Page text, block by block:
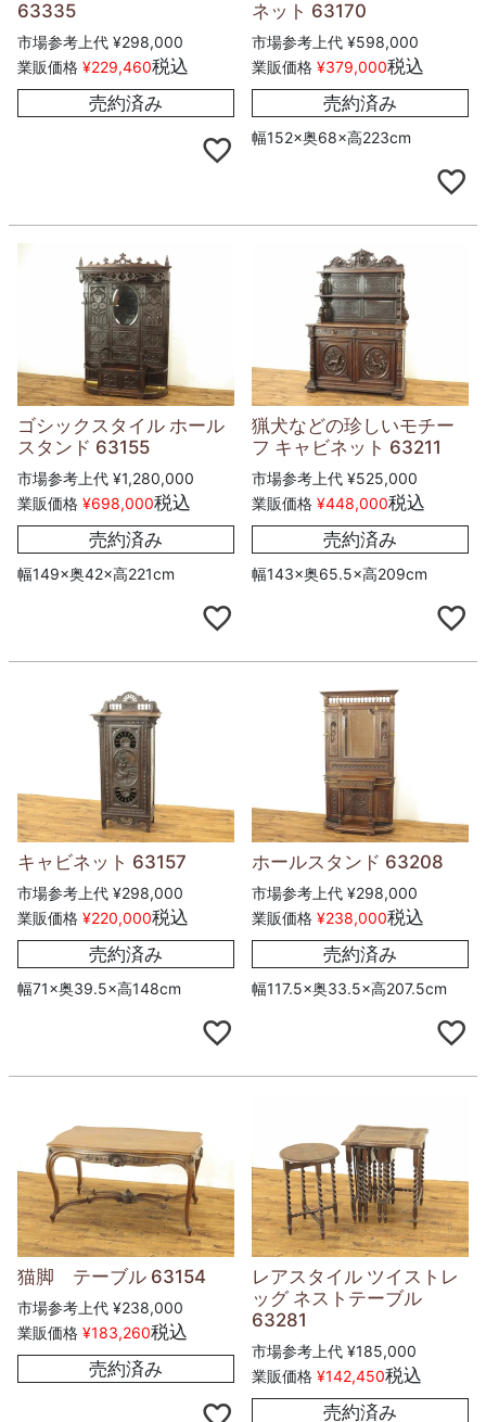
63335
市場参考上代 ¥298,000
業販価格 ¥229,460税込
売約済み
ネット 63170
市場参考上代 ¥598,000
業販価格 ¥379,000税込
売約済み
幅152×奥68×高223cm
ゴシックスタイル ホール
スタンド 63155
市場参考上代 ¥1,280,000
業販価格 ¥698,000税込
売約済み
幅149×奥42×高221cm
猟犬などの珍しいモチー
フ キャビネット 63211
市場参考上代 ¥525,000
業販価格 ¥448,000税込
売約済み
幅143×奥65.5×高209cm
キャビネット 63157
市場参考上代 ¥298,000
業販価格 ¥220,000税込
売約済み
幅71×奥39.5×高148cm
ホールスタンド 63208
市場参考上代 ¥298,000
業販価格 ¥238,000税込
売約済み
幅117.5×奥33.5×高207.5cm
猫脚 テーブル 63154
市場参考上代 ¥238,000
業販価格 ¥183,260税込
売約済み
レアスタイル ツイストレ
ッグ ネストテーブル
63281
市場参考上代 ¥185,000
業販価格 ¥142,450税込
売約済み